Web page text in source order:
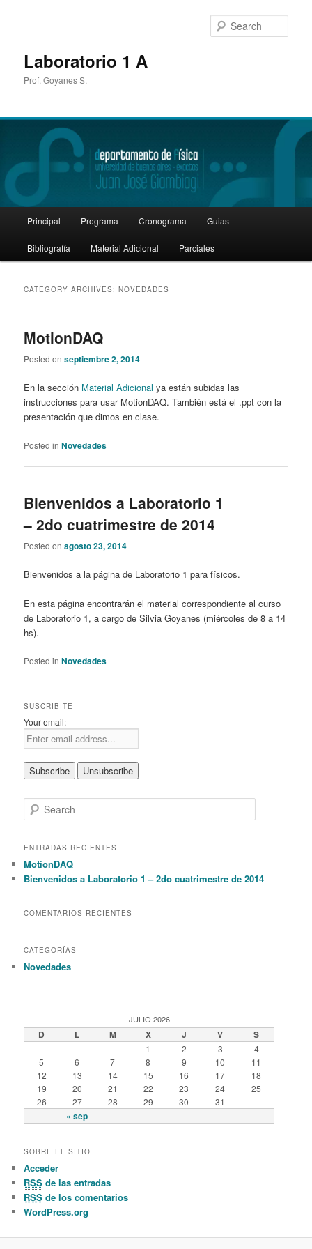
Laboratorio 1 A
Prof. Goyanes S.
Skip
to
Skip
to
Principal Programa Cronograma Guias
Bibliografía Material Adicional Parciales
CATEGORY ARCHIVES:NOVEDADES
MotionDAQ
Posted onseptiembre 2, 2014
En la sección Material Adicional ya están subidas las
instrucciones para usar MotionDAQ. También está el .ppt con la
presentación que dimos en clase.
Posted in Novedades
Bienvenidos a Laboratorio 1
– 2do cuatrimestre de 2014
Posted onagosto 23, 2014
Bienvenidos a la página de Laboratorio 1 para físicos.
En esta página encontrarán el material correspondiente al curso
de Laboratorio 1, a cargo de Silvia Goyanes (miércoles de 8 a 14
hs).
Posted in Novedades
SUSCRIBITE
Your email:
e
r
h
ENTRADAS RECIENTES
MotionDAQ
Bienvenidos a Laboratorio 1 – 2do cuatrimestre de 2014
COMENTARIOS RECIENTES
CATEGORÍAS
Novedades
JULIO 2026
D L M X J V S
« sep
1 2 3
4
5
6 7 8 9 10
11
12
13 14 15 16 17
18
19
20 21 22 23 24
25
26
27 28 29 30 31
SOBRE EL SITIO
Acceder
RSS de las entradas
RSS de los comentarios
WordPress.org